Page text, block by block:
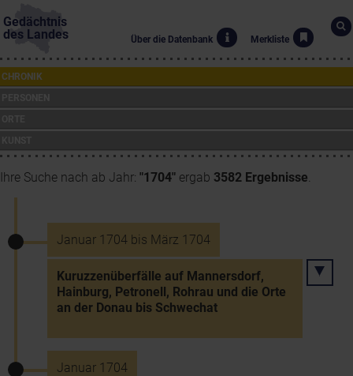
Gedächtnis
des Landes
Über die Datenbank Merkliste
CHRONIK
Ihre Suche nach ab Jahr: "1704" ergab 3582 Ergebnisse.
Januar 1704 bis März 1704
Kuruzzenüberfälle auf Mannersdorf,
Hainburg, Petronell, Rohrau und die Orte
an der Donau bis Schwechat
Januar 1704